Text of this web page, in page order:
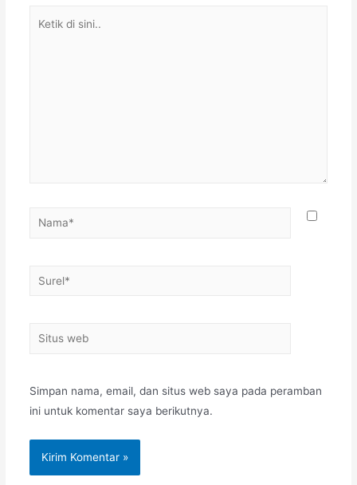
Simpan nama, email, dan situs web saya pada peramban
ini untuk komentar saya berikutnya.